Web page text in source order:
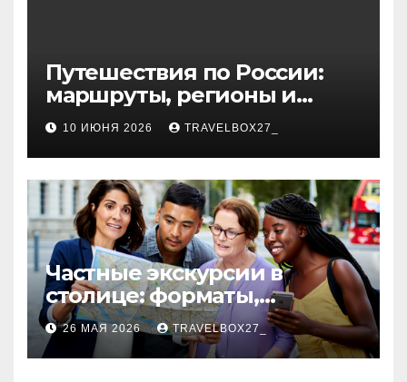
Путешествия по России:
маршруты, регионы и
особенности поездок
10 ИЮНЯ 2026 TRAVELBOX27_
Частные экскурсии в
столице: форматы,
маршруты и особенности
организации
26 МАЯ 2026 TRAVELBOX27_